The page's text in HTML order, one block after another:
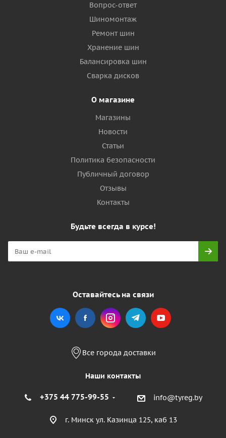
Вопрос-ответ
Шиномонтаж
Ремонт шин
Хранение шин
Балансировка шин
Сварка дисков
О магазине
Магазины
Новости
Статьи
Политика безопасности
Публичный договор
Отзывы
Контакты
Будьте всегда в курсе!
Оставайтесь на связи
Все города доставки
Наши контакты
+375 44 775-99-55 info@tyreg.by
г. Минск ул. Казинца 125, каб 13